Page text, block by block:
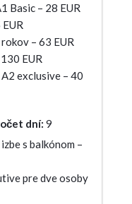
Basic – 28 EUR
– 63 EUR
EUR
exclusive – 40
dní: 9
s balkónom –
pre dve osoby